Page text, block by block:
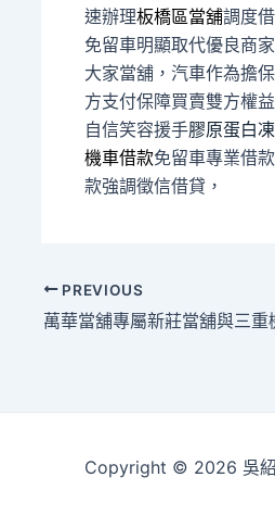
速辦理板橋區當舖調度
免留車明顯取代優良商
大家當舖，汽車作為擔
方支付保障買賣雙方權益
自信笑容援手膠原蛋白凍
機車借款免留車專業借
款強調徵信借貸，
Post
navigation
PREVIOUS
Copyright © 2026 吳